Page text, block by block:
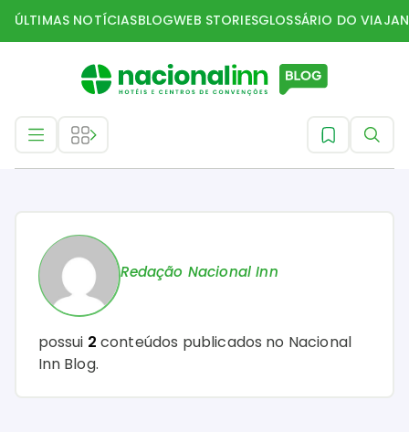
ÚLTIMAS NOTÍCIASBLOGWEB STORIESGLOSSÁRIO DO
Redação Nacional Inn
possui 2 conteúdos publicados no Nacional
Inn Blog.